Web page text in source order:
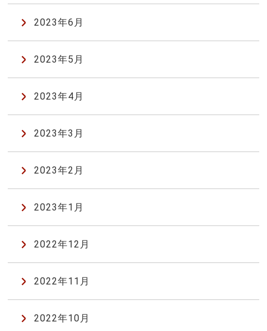
2023年6月
2023年5月
2023年4月
2023年3月
2023年2月
2023年1月
2022年12月
2022年11月
2022年10月